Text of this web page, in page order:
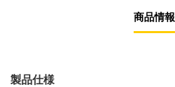
商品情報
製品仕様